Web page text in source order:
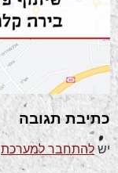
כתיבת תגובה
ישלהתחבר למערכת